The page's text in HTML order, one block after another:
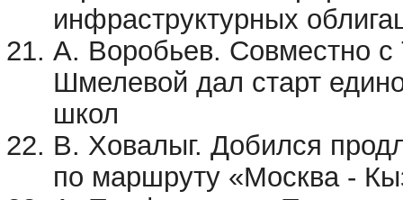
инфраструктурных
А. Воробьев. Совместно с
Шмелевой дал старт
школ
В. Ховалыг. Добился
по маршруту «Москва -